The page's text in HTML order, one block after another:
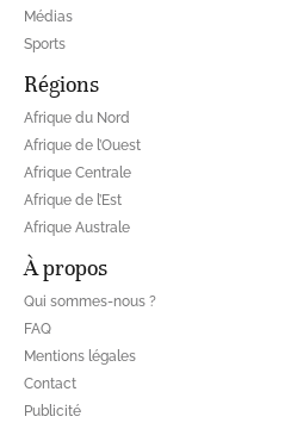
Médias
Sports
Régions
Afrique du Nord
Afrique de l’Ouest
Afrique Centrale
Afrique de l’Est
Afrique Australe
À propos
Qui sommes-nous ?
FAQ
Mentions légales
Contact
Publicité